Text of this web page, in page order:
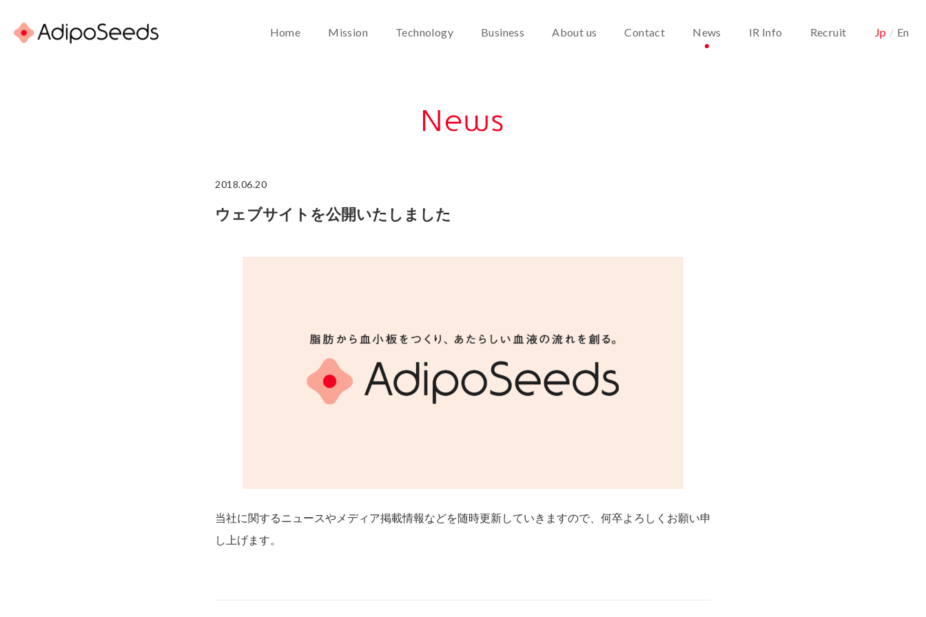
Jp / En
Home Mission Technology Business About us Contact News IR Info Recruit
2018.06.20
ウェブサイトを公開いたしました
当社に関するニュースやメディア掲載情報などを随時更新していきますので、何卒よろしくお願い申
し上げます。